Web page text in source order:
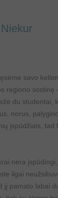
savo
regiono sostinę
du studentai,
norus,
įspūdžiais,
nėra
ilgai
jį pamato labai